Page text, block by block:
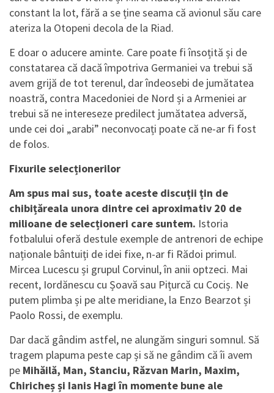
constant la lot, fără a se ține seama că avionul său care
ateriza la Otopeni decola de la Riad.
E doar o aducere aminte. Care poate fi însoțită și de
constatarea că dacă împotriva Germaniei va trebui să
avem grijă de tot terenul, dar îndeosebi de jumătatea
noastră, contra Macedoniei de Nord și a Armeniei ar
trebui să ne intereseze predilect jumătatea adversă,
unde cei doi „arabi” neconvocați poate că ne-ar fi fost
de folos.
Fixurile selecționerilor
Am spus mai sus, toate aceste discuții țin de
chibițăreala unora dintre cei aproximativ 20 de
milioane de selecționeri care suntem. Istoria
fotbalului oferă destule exemple de antrenori de echipe
naționale bântuiți de idei fixe, n-ar fi Rădoi primul.
Mircea Lucescu și grupul Corvinul, în anii optzeci. Mai
recent, Iordănescu cu Șoavă sau Pițurcă cu Cociș. Ne
putem plimba și pe alte meridiane, la Enzo Bearzot și
Paolo Rossi, de exemplu.
Dar dacă gândim astfel, ne alungăm singuri somnul. Să
tragem plapuma peste cap și să ne gândim că îi avem
pe Mihăilă, Man, Stanciu, Răzvan Marin, Maxim,
Chiricheș și Ianis Hagi în momente bune ale